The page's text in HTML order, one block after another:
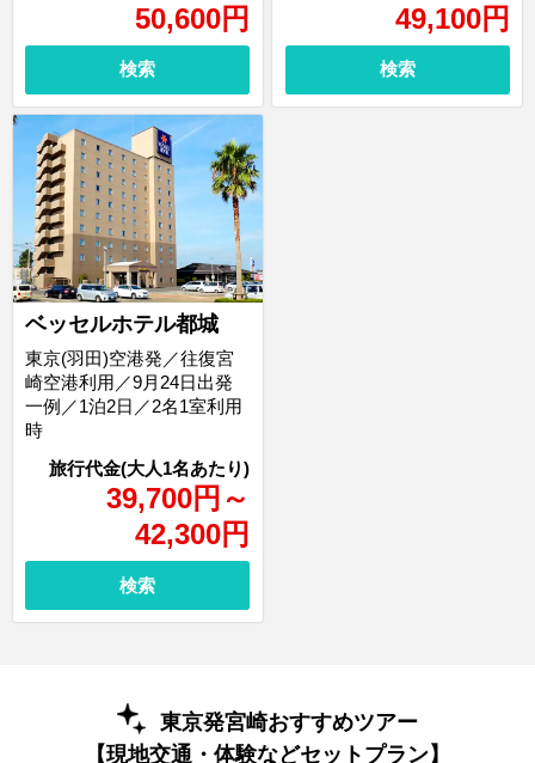
50,600円
検索
49,100円
検索
ベッセルホテル都城
39,700円 ～
42,300円
東京(羽田)空港発／往復宮
崎空港利用／9月24日出発
一例／1泊2日／2名1室利用
時
検索
東京発宮崎おすすめツアー
【現地交通・体験などセットプラン】